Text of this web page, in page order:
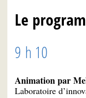
Le
9 h 10
Animation par
Laboratoire